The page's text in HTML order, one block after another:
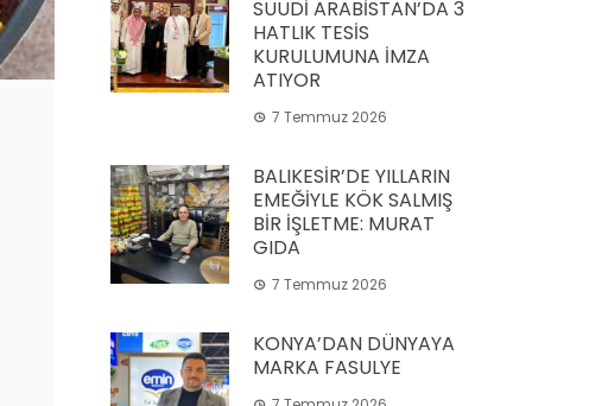
SUUDİ ARABİSTAN’DA 3
HATLIK TESİS
KURULUMUNA İMZA
ATIYOR
7 Temmuz 2026
BALIKESİR’DE YILLARIN
EMEĞİYLE KÖK SALMIŞ
BİR İŞLETME: MURAT
GIDA
7 Temmuz 2026
KONYA’DAN DÜNYAYA
MARKA FASULYE